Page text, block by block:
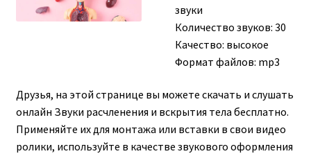
звуки
Количество звуков: 30
Качество: высокое
Формат файлов: mp3
Друзья, на этой странице вы можете скачать и слушать
онлайн Звуки расчленения и вскрытия тела бесплатно.
Применяйте их для монтажа или вставки в свои видео
ролики, используйте в качестве звукового оформления